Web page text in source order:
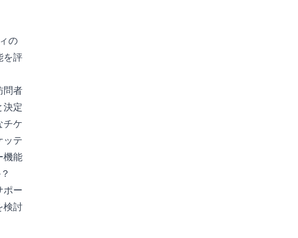
の
を評
問者
決定
チケ
ッテ
機能
ポー
検討